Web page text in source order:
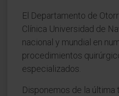
El Departamento de
Clínica Universidad de
nacional y mundial en
procedimientos
especializados.
Disponemos de la última